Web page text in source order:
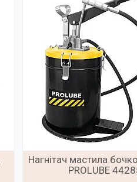
Нагнітач мастила
PROLUBE